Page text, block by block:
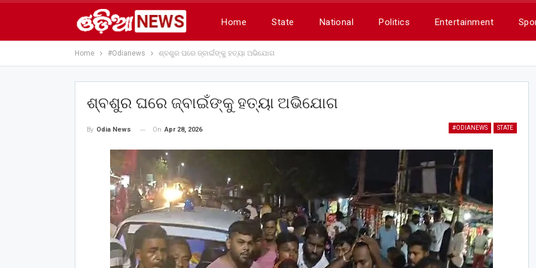
Home State National Politics Entertainment
Home #Odianews ଶ୍ବଶୁର ଘରେ ଜ୍ବାଇଁଙ୍କୁ ହତ୍ୟା ଅଭିଯୋଗ
ଶ୍ବଶୁର ଘରେ ଜ୍ବାଇଁଙ୍କୁ ହତ୍ୟା ଅଭିଯୋଗ
#ODIANEWS STATE
By Odia News On Apr 28, 2026